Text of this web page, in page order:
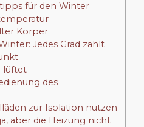
für den Winter
Körper
Jedes Grad zählt
lüftet
des
zur Isolation nutzen
aber die Heizung nicht